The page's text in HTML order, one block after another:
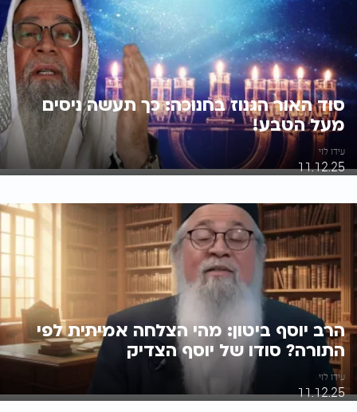
סוד האור הגנוז בחנוכה: כך תעשה ניסים
מעל הטבע!
עידו לוי
11.12.25
הרב יוסף ביטון: מהי הצלחה אמיתית לפי
התורה? סודו של יוסף הצדיק
עידו לוי
11.12.25